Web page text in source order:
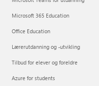
Microsoft 365 Education
Office Education
Lærerutdanning og -utvikling
Tilbud for elever og foreldre
Azure for students